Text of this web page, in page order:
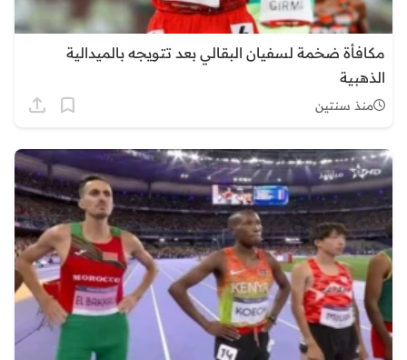
مكافأة ضخمة لسفيان البقالي بعد تتويجه بالميدالية
الذهبية
منذ سنتين